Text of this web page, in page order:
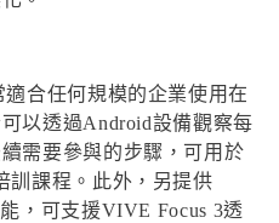
合任何規模的企業使用在
以透過Android設備觀察每
需要參與的步驟，可用於
訓課程。此外，另提供
，可支援VIVE Focus 3透